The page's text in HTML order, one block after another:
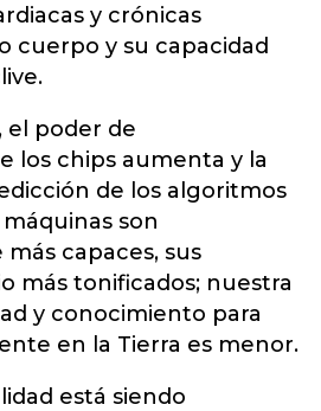
y crónicas
cuerpo y su capacidad
el poder de
los chips aumenta y la
de los algoritmos
son
capaces, sus
más tonificados; nuestra
y conocimiento para
en la Tierra es menor.
está siendo